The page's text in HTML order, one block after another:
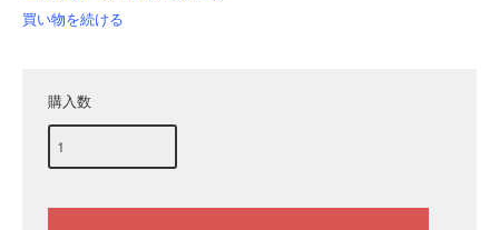
買い物を続ける
購入数